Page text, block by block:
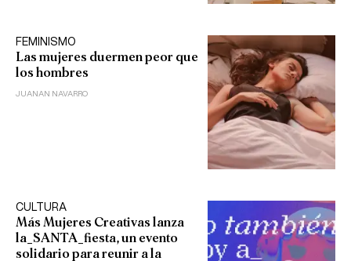
FEMINISMO
Las mujeres duermen peor que
los hombres
JUANAN NAVARRO
CULTURA
Más Mujeres Creativas lanza
la_SANTA_fiesta, un evento
solidario para reunir a la